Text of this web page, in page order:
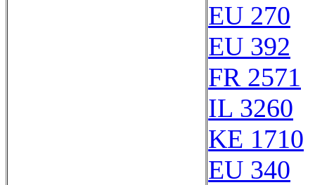
EU 270
EU 392
FR 2571
IL 3260
KE 1710
EU 340